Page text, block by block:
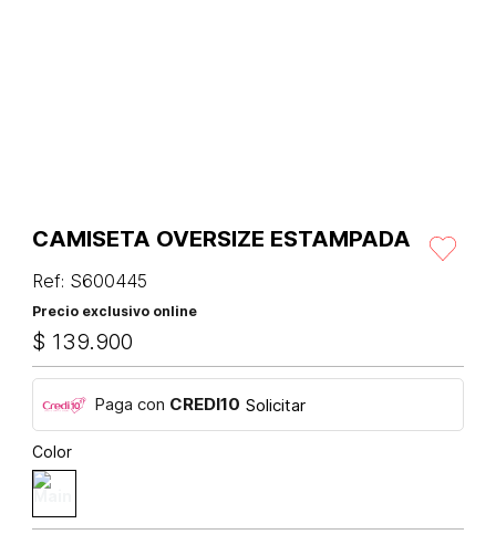
CAMISETA OVERSIZE ESTAMPADA
Ref: S600445
Precio exclusivo online
$ 139.900
Paga con CREDI10 Solicitar
Color